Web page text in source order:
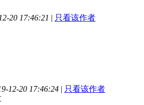
20 17:46:21 | 只看该作者
12-20 17:46:24 | 只看该作者